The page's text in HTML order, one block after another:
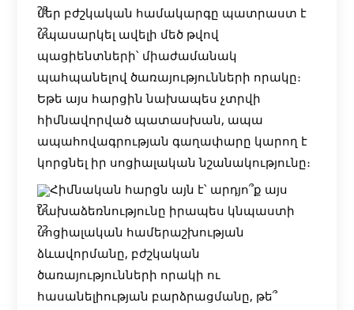
մեր բժշկական համակարգը պատրաստ է
սպասարկել ավելի մեծ թվով
պացիենտների՝ միաժամանակ
պահպանելով ծառայությունների որակը։
Եթե այս հարցին նախապես չտրվի
հիմնավորված պատասխան, ապա
ապահովագրության գաղափարը կարող է
կորցնել իր սոցիալական նշանակությունը։
Հիմնական հարցն այն է՝ արդյո՞ք այս
նախաձեռնությունը իրապես կնպաստի
սոցիալական համերաշխության
ձևավորմանը, բժշկական
ծառայությունների որակի ու
հասանելիության բարձրացմանը, թե՞